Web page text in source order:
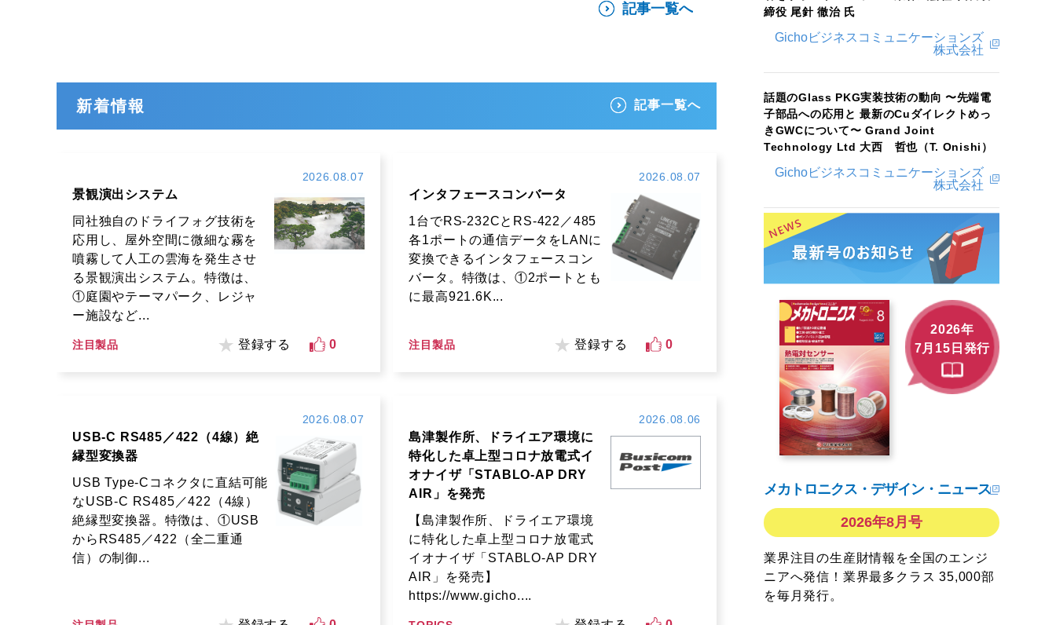
記事一覧へ
新着情報 記事一覧へ
2026.08.07
景観演出システム
同社独自のドライフォグ技術を
応用し、屋外空間に微細な霧を
噴霧して人工の雲海を発生させ
る景観演出システム。特徴は、
①庭園やテーマパーク、レジャ
ー施設など...
注目製品 登録する 0
2026.08.07
インタフェースコンバータ
1台でRS-232CとRS-422／485
各1ポートの通信データをLANに
変換できるインタフェースコン
バータ。特徴は、①2ポートとも
に最高921.6K...
注目製品 登録する 0
2026.08.07
USB-C RS485／422（4線）絶
縁型変換器
USB Type-Cコネクタに直結可能
なUSB-C RS485／422（4線）
絶縁型変換器。特徴は、①USB
からRS485／422（全二重通
信）の制御...
2026.08.06
島津製作所、ドライエア環境に
特化した卓上型コロナ放電式イ
オナイザ「STABLO-AP DRY
AIR」を発売
【島津製作所、ドライエア環境
に特化した卓上型コロナ放電式
イオナイザ「STABLO-AP DRY
AIR」を発売】
https://www.gicho....
締役 尾針 徹治 氏
Gichoビジネスコミュニケーションズ
株式会社
話題のGlass PKG実装技術の動向 〜先端電
子部品への応用と 最新のCuダイレクトめっ
きGWCについて〜 Grand Joint
Technology Ltd 大西 哲也（T. Onishi）
Gichoビジネスコミュニケーションズ
株式会社
2026年
7月15日発行
メカトロニクス・デザイン・ニュース
2026年8月号
業界注目の生産財情報を全国のエンジ
ニアへ発信！業界最多クラス 35,000部
を毎月発行。